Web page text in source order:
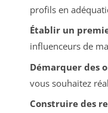
profils en
Établir un
influenceurs de
Démarquer des
vous souhaitez
Construire des